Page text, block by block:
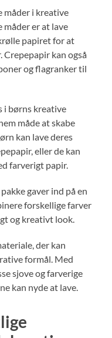
måder i kreative
er at lave
papiret for at
Crepepapir kan også
og flagranker til
i børns kreative
måde at skabe
kan lave deres
eller de kan
farverigt papir.
gaver ind på en
forskellige farver
og kreativt look.
der kan
formål. Med
sjove og farverige
kan nyde at lave.